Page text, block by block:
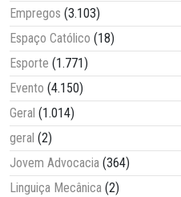
Empregos (3.103)
Espaço Católico (18)
Esporte (1.771)
Evento (4.150)
Geral (1.014)
geral (2)
Jovem Advocacia (364)
Linguiça Mecânica (2)